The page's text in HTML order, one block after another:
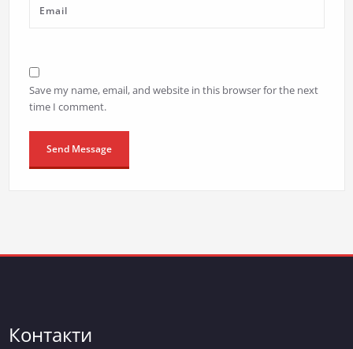
Save my name, email, and website in this browser for the next
time I comment.
Контакти